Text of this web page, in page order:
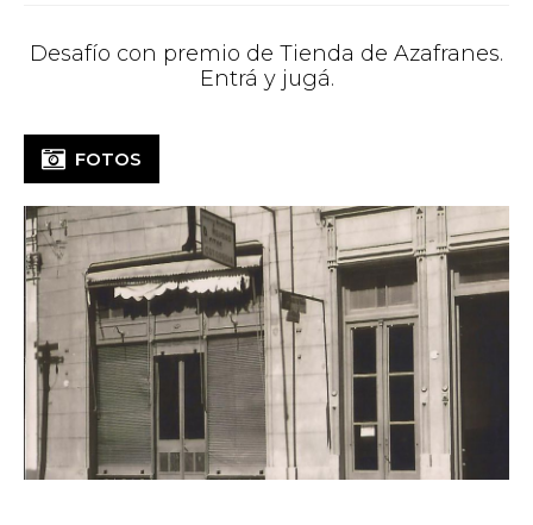
Desafío con premio de Tienda de Azafranes.
Entrá y jugá.
FOTOS